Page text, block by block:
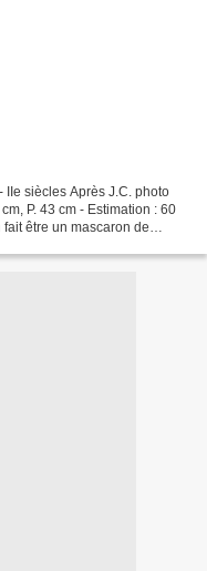
IIe siècles Après J.C. photo
P. 43 cm - Estimation : 60
être un mascaron de